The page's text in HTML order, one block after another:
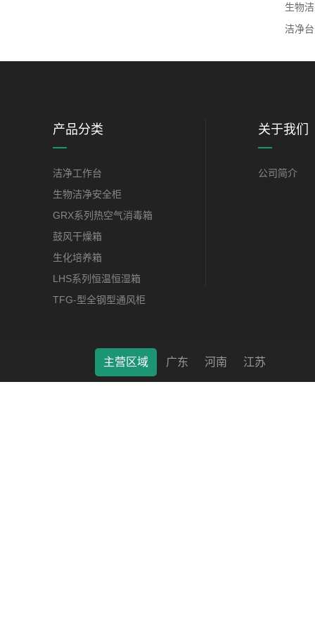
生物
洁净
产品分类
洁净工作台
生物洁净安全柜
GRX系列热空气消毒箱
鼓风干燥箱
生化培养箱
LHS系列恒温恒湿箱
TFG-型全钢型通风柜
关于我们
公司简介
莱特（南通）科学仪器有限公司 © 2022 版权所有 备案号
主营区域 广东 河南 江苏